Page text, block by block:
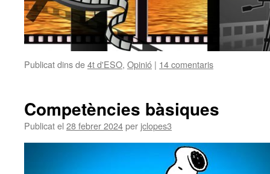
Publicat dins de4t d'ESO, Opinió | 14 comentaris
Competències bàsiques
Publicat el 28 febrer 2024per jclopes3